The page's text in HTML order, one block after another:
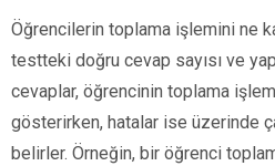
Öğrencilerin toplama işlemini ne
testteki doğru cevap sayısı ve
cevaplar, öğrencinin toplama
gösterirken, hatalar ise üzerinde
belirler. Örneğin, bir öğrenci